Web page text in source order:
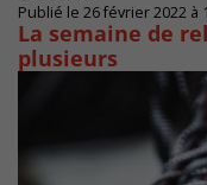
Publié le 26 février 2022 à
La semaine de
plusieurs